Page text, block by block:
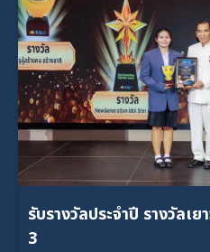
รับรางวัลประจำปี รางวัลเ
3